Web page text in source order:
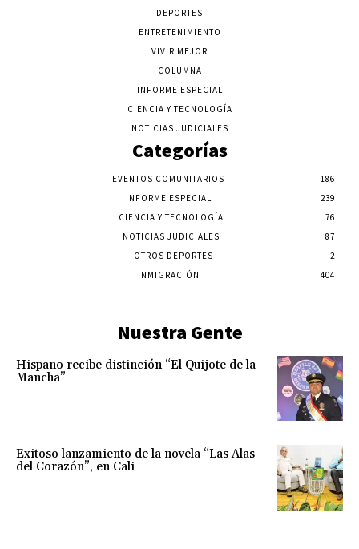
DEPORTES
ENTRETENIMIENTO
VIVIR MEJOR
COLUMNA
INFORME ESPECIAL
CIENCIA Y TECNOLOGÍA
NOTICIAS JUDICIALES
Categorías
EVENTOS COMUNITARIOS
186
INFORME ESPECIAL
239
CIENCIA Y TECNOLOGÍA
76
NOTICIAS JUDICIALES
87
OTROS DEPORTES
2
INMIGRACIÓN
404
Nuestra Gente
Hispano recibe distinción “El Quijote de la
Mancha”
Exitoso lanzamiento de la novela “Las Alas
del Corazón”, en Cali